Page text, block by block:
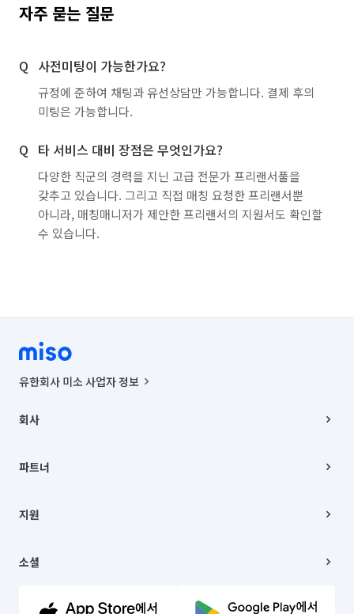
자주 묻는 질문
사전미팅이 가능한가요?
규정에 준하여 채팅과 유선상담만 가능합니다. 결제 후의
미팅은 가능합니다.
타 서비스 대비 장점은 무엇인가요?
다양한 직군의 경력을 지닌 고급 전문가 프리랜서풀을
갖추고 있습니다. 그리고 직접 매칭 요청한 프리랜서뿐
아니라, 매칭매니저가 제안한 프리랜서의 지원서도 확인할
수 있습니다.
유한회사 미소 사업자 정보
00019 |
주소 | 본사: 서울특별시 종로구 율곡로 6(중학동, 트윈트리빌딩) B동 5층
컨택센터 : 서울특별시 종로구 수송동 율곡로 24, 7층, 8층 미소
상품, 상품정보, 거래에 관한 의무와 책임은 거래당사자에게 있습니다.
언론 보도 관련 문의:
© 유한회사 미소. Miso, Inc. All Rights Reserved.
회사
채용
파트너
이사
지원
이용약관
문의하기
소셜
유튜브